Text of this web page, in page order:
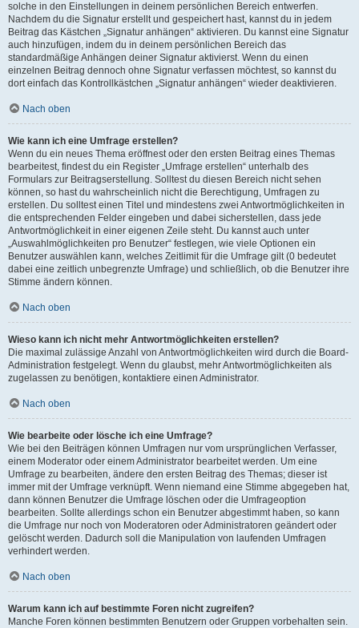
solche in den Einstellungen in deinem persönlichen Bereich entwerfen.
Nachdem du die Signatur erstellt und gespeichert hast, kannst du in jedem
Beitrag das Kästchen „Signatur anhängen“ aktivieren. Du kannst eine Signatur
auch hinzufügen, indem du in deinem persönlichen Bereich das
standardmäßige Anhängen deiner Signatur aktivierst. Wenn du einen
einzelnen Beitrag dennoch ohne Signatur verfassen möchtest, so kannst du
dort einfach das Kontrollkästchen „Signatur anhängen“ wieder deaktivieren.
Nach oben
Wie kann ich eine Umfrage erstellen?
Wenn du ein neues Thema eröffnest oder den ersten Beitrag eines Themas
bearbeitest, findest du ein Register „Umfrage erstellen“ unterhalb des
Formulars zur Beitragserstellung. Solltest du diesen Bereich nicht sehen
können, so hast du wahrscheinlich nicht die Berechtigung, Umfragen zu
erstellen. Du solltest einen Titel und mindestens zwei Antwortmöglichkeiten in
die entsprechenden Felder eingeben und dabei sicherstellen, dass jede
Antwortmöglichkeit in einer eigenen Zeile steht. Du kannst auch unter
„Auswahlmöglichkeiten pro Benutzer“ festlegen, wie viele Optionen ein
Benutzer auswählen kann, welches Zeitlimit für die Umfrage gilt (0 bedeutet
dabei eine zeitlich unbegrenzte Umfrage) und schließlich, ob die Benutzer ihre
Stimme ändern können.
Nach oben
Wieso kann ich nicht mehr Antwortmöglichkeiten erstellen?
Die maximal zulässige Anzahl von Antwortmöglichkeiten wird durch die Board-
Administration festgelegt. Wenn du glaubst, mehr Antwortmöglichkeiten als
zugelassen zu benötigen, kontaktiere einen Administrator.
Nach oben
Wie bearbeite oder lösche ich eine Umfrage?
Wie bei den Beiträgen können Umfragen nur vom ursprünglichen Verfasser,
einem Moderator oder einem Administrator bearbeitet werden. Um eine
Umfrage zu bearbeiten, ändere den ersten Beitrag des Themas; dieser ist
immer mit der Umfrage verknüpft. Wenn niemand eine Stimme abgegeben hat,
dann können Benutzer die Umfrage löschen oder die Umfrageoption
bearbeiten. Sollte allerdings schon ein Benutzer abgestimmt haben, so kann
die Umfrage nur noch von Moderatoren oder Administratoren geändert oder
gelöscht werden. Dadurch soll die Manipulation von laufenden Umfragen
verhindert werden.
Nach oben
Warum kann ich auf bestimmte Foren nicht zugreifen?
Manche Foren können bestimmten Benutzern oder Gruppen vorbehalten sein.